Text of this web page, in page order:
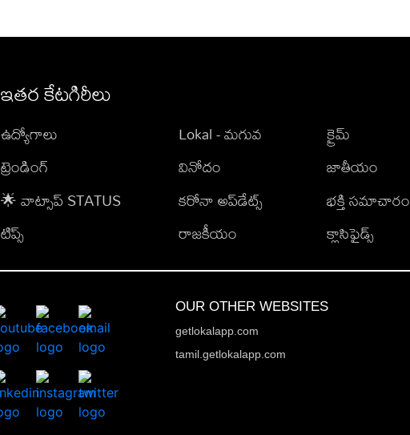
ఇతర కేటగిరీలు
ఉద్యోగాలు
ట్రెండింగ్
🌟 వాట్సాప్ STATUS
టిప్స్
Lokal - మగువ
వినోదం
కరోనా అప్‌డేట్స్
రాజకీయం
క్రైమ్
జాతీయం
భక్తి సమాచారం
క్లాసిఫైడ్స్
OUR OTHER WEBSITES
getlokalapp.com
tamil.getlokalapp.com